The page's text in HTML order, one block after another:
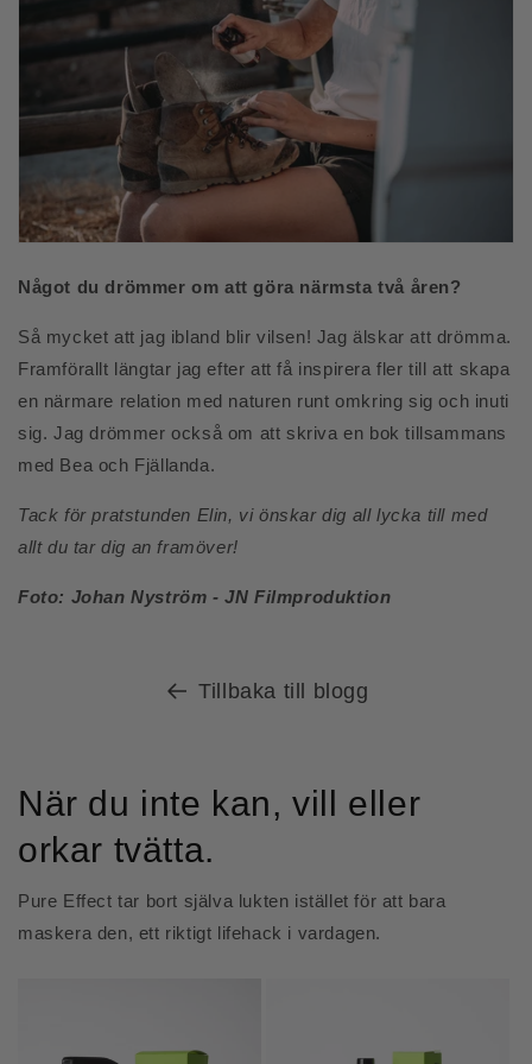
Något du drömmer om att göra närmsta två åren?
Så mycket att jag ibland blir vilsen! Jag älskar att drömma.
Framförallt längtar jag efter att få inspirera fler till att skapa
en närmare relation med naturen runt omkring sig och inuti
sig. Jag drömmer också om att skriva en bok tillsammans
med Bea och Fjällanda.
Tack för pratstunden Elin, vi önskar dig all lycka till med
allt du tar dig an framöver!
Foto: Johan Nyström - JN Filmproduktion
Tillbaka till blogg
När du inte kan, vill eller
orkar tvätta.
Pure Effect tar bort själva lukten istället för att bara
maskera den, ett riktigt lifehack i vardagen.